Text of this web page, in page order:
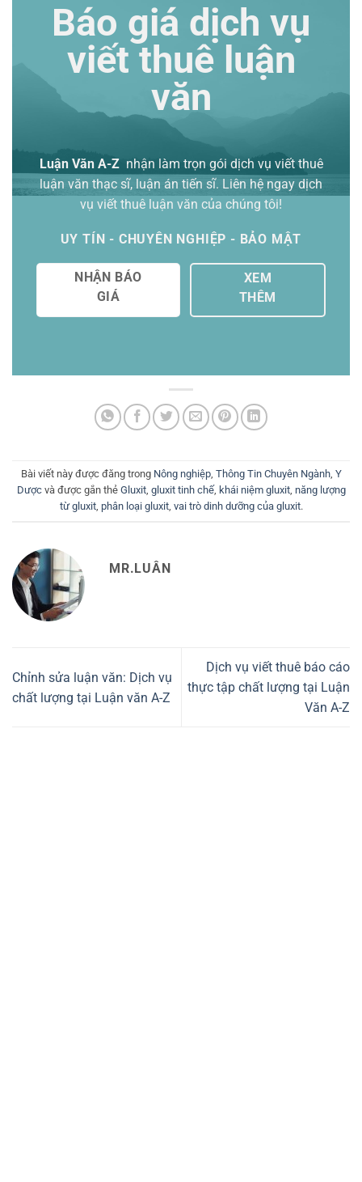
Báo giá dịch vụ
viết thuê luận
văn
Luận Văn A-Z nhận làm trọn gói dịch vụ viết thuê
luận văn thạc sĩ, luận án tiến sĩ. Liên hệ ngay dịch
vụ viết thuê luận văn của chúng tôi!
UY TÍN - CHUYÊN NGHIỆP - BẢO MẬT
NHẬN BÁO
GIÁ
XEM
THÊM
Bài viết này được đăng trong Nông nghiệp, Thông Tin Chuyên Ngành, Y
Dượcvà được gắn thẻ Gluxit, gluxit tinh chế, khái niệm gluxit, năng lượng
từ gluxit, phân loại gluxit, vai trò dinh dưỡng của gluxit.
MR.LUÂN
Chỉnh sửa luận văn: Dịch vụ
chất lượng tại Luận văn A-Z
Dịch vụ viết thuê báo cáo
thực tập chất lượng tại Luận
Văn A-Z